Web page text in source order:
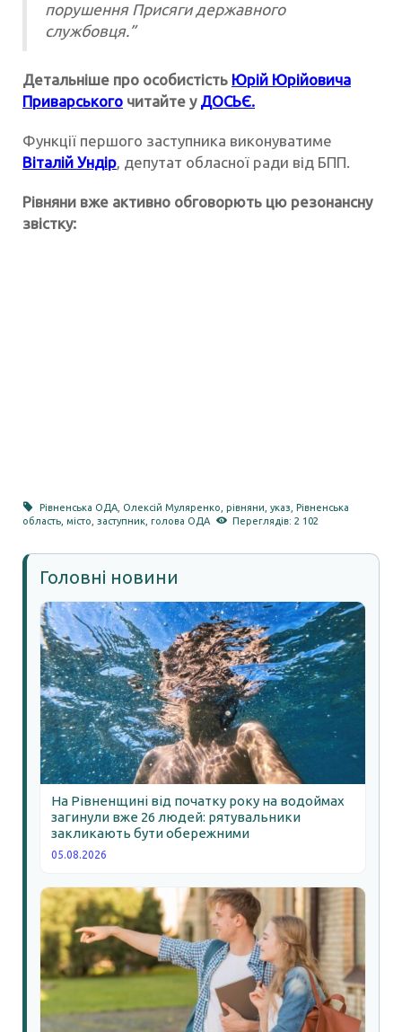
порушення Присяги державного
службовця.”
Детальніше про особистість Юрій Юрійовича
Приварського читайте у ДОСЬЄ.
Функції першого заступника виконуватиме
Віталій Ундір, депутат обласної ради від БПП.
Рівняни вже активно обговорють цю резонансну
звістку:
Рівненська ОДА Олексій Муляренко ,рівняни ,указ ,Рівненська
область місто заступник голова ОДА Переглядів: 2 102
Головні новини
На Рівненщині від початку року на водоймах
загинули вже 26 людей: рятувальники
закликають бути обережними
05.08.2026